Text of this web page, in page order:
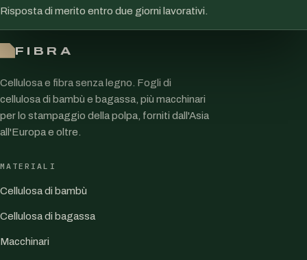
Risposta di merito entro due giorni lavorativi.
FIBRA
Cellulosa e fibra senza legno. Fogli di
cellulosa di bambù e bagassa, più macchinari
per lo stampaggio della polpa, forniti dall'Asia
all'Europa e oltre.
MATERIALI
Cellulosa di bambù
Cellulosa di bagassa
Macchinari